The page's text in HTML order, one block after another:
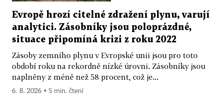
Evropě hrozí citelné zdražení plynu, varují
analytici. Zásobníky jsou poloprázdné,
situace připomíná krizi z roku 2022
Zásoby zemního plynu v Evropské unii jsou pro toto
období roku na rekordně nízké úrovni. Zásobníky jsou
naplněny z méně než 58 procent, což je...
6. 8. 2026 ▪ 5 min. čtení